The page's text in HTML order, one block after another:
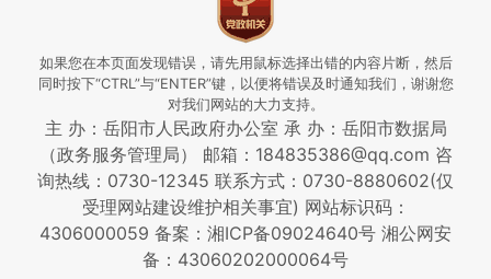
如果您在本页面发现错误，请先用鼠标选择出错的内容片断，然后
同时按下“CTRL”与“ENTER”键，以便将错误及时通知我们，谢谢您
对我们网站的大力支持。
主 办：岳阳市人民政府办公室 承 办：岳阳市数据局
（政务服务管理局） 邮箱：184835386@qq.com 咨
询热线：0730-12345 联系方式：0730-8880602(仅
受理网站建设维护相关事宜) 网站标识码：
4306000059 备案：湘ICP备09024640号 湘公网安
备：43060202000064号